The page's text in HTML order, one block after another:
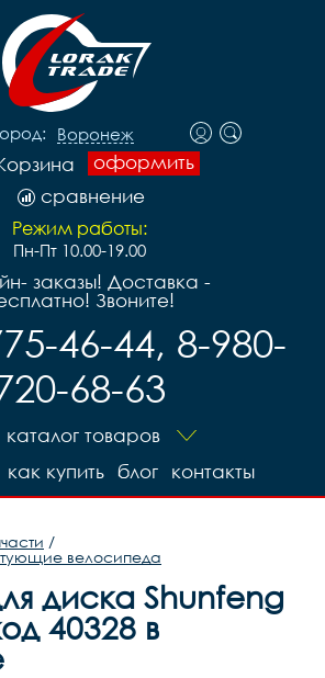
Воронеж
оформить
сравнение
Режим работы:
Пн-Пт 10.00-19.00
заказы! Доставка -
Звоните!
46-44, 8-980-
68-63
каталог товаров
контакты
блог
как купить
/
велосипеда
диска Shunfeng
40328 в